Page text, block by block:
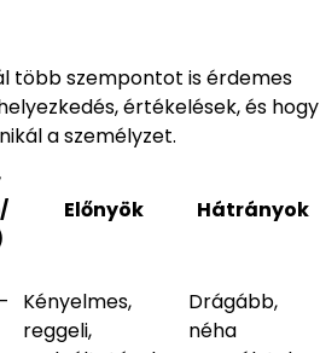
több szempontot is érdemes
értékelések, és hogy
a személyzet.
Előnyök Hátrányok
Kényelmes,
reggeli,
Drágább,
néha